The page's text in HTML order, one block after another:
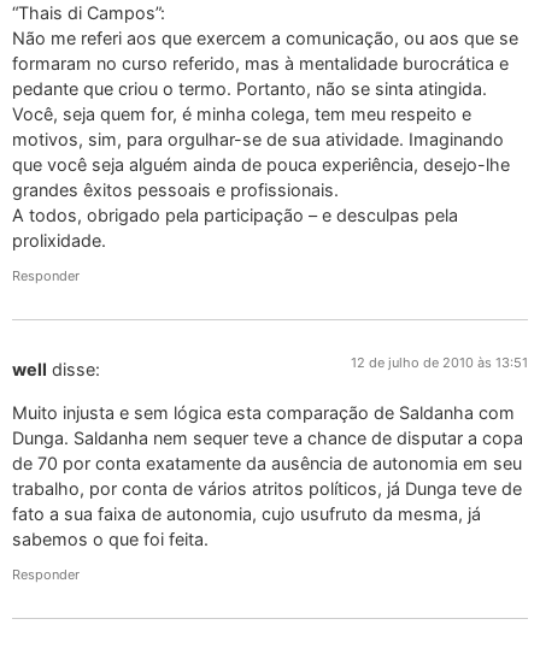
“Thais di Campos”:
Não me referi aos que exercem a comunicação, ou aos que se
formaram no curso referido, mas à mentalidade burocrática e
pedante que criou o termo. Portanto, não se sinta atingida.
Você, seja quem for, é minha colega, tem meu respeito e
motivos, sim, para orgulhar-se de sua atividade. Imaginando
que você seja alguém ainda de pouca experiência, desejo-lhe
grandes êxitos pessoais e profissionais.
A todos, obrigado pela participação – e desculpas pela
prolixidade.
Responder
well disse: 12 de julho de 2010 às 13:51
Muito injusta e sem lógica esta comparação de Saldanha com
Dunga. Saldanha nem sequer teve a chance de disputar a copa
de 70 por conta exatamente da ausência de autonomia em seu
trabalho, por conta de vários atritos políticos, já Dunga teve de
fato a sua faixa de autonomia, cujo usufruto da mesma, já
sabemos o que foi feita.
Responder